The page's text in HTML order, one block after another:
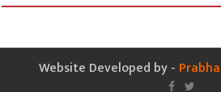
Website Developed by -